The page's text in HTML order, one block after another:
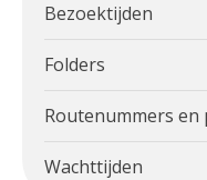
Bezoektijden
Folders
Routenummers
Wachttijden